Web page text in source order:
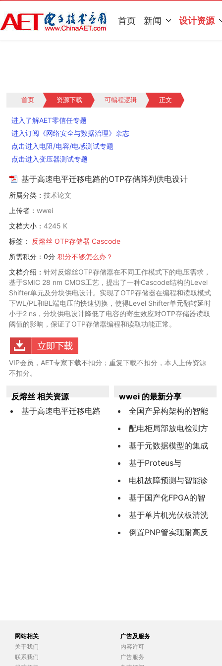
首页 新闻 设计资源
首页 资源下载 可编程逻辑 正文
进入了解AET零信任专题
进入订阅《网络安全与数据治理》杂志
点击进入电阻/电容/电感测试专题
点击进入变压器测试专题
基于高速电平迁移电路的OTP存储阵列供电设计
所属分类：技术论文
上传者：wwei
文档大小：4245 K
标签：
反熔丝 OTP存储器 Cascode
所需积分：0分 积分不够怎么办？
文档介绍：针对反熔丝OTP存储器在不同工作模式下的电压需求，
基于SMIC 28 nm CMOS工艺，提出了一种Cascode结构的Level
Shifter单元及分块供电设计。实现了OTP存储器在编程和读取模式
下WL/PL和BL端电压的快速切换，使得Level Shifter单元翻转延时
小于2 ns，分块供电设计降低了电容的寄生效应对OTP存储器读取
阈值的影响，保证了OTP存储器编程和读取功能正常。
VIP会员，AET专家下载不扣分；重复下载不扣分，本人上传资源
不扣分。
反熔丝 相关资源
基于高速电平迁移电路
wwei 的最新分享
全国产异构架构的智能
算力平台设计与实现
配电柜局部放电检测方
法的优化设计
基于元数据模型的集成
电路IP核数据共享平台设计
与实现
基于Proteus与
LabVIEW的智能输液装置
的研究与设计
电机故障预测与智能诊
断系统研究及应用
基于国产化FPGA的智
能变电站合并单元同步采
样系统研究
基于单片机光伏板清洗
装置的硬件设计
倒置PNP管实现耐高反
网站相关
关于我们
联系我们
广告及服务
内容许可
广告服务